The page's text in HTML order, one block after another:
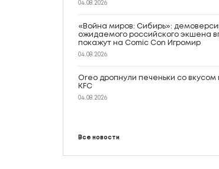
04.08.2026
«Война миров: Сибирь»:
ожидаемого российского экшена
покажут на Comic Con Игромир
04.08.2026
Oreo дропнули печеньки со
KFC
04.08.2026
Все новости